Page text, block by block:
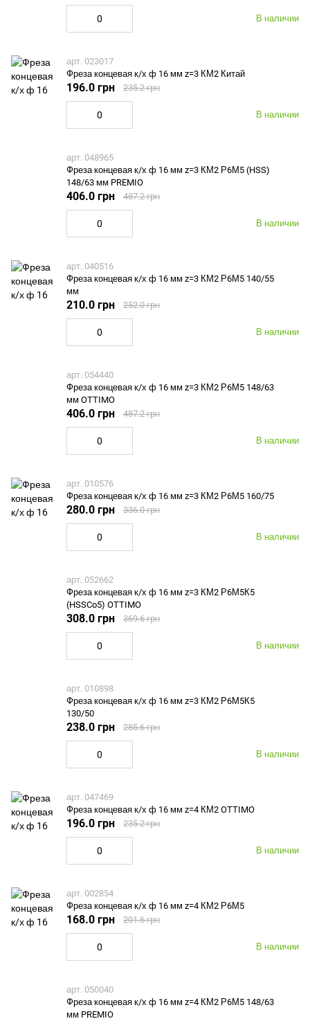
В наличии
арт. 023017
Фреза концевая к/х ф 16 мм z=3 КМ2 Китай
В наличии
196.0 грн 235.2 грн
арт. 048965
Фреза концевая к/х ф 16 мм z=3 КМ2 Р6М5 (HSS)
148/63 мм PREMIO
В наличии
406.0 грн 487.2 грн
арт. 040516
Фреза концевая к/х ф 16 мм z=3 КМ2 Р6М5 140/55
мм
В наличии
210.0 грн 252.0 грн
арт. 054440
Фреза концевая к/х ф 16 мм z=3 КМ2 Р6М5 148/63
мм OTTIMO
В наличии
406.0 грн 487.2 грн
арт. 010576
Фреза концевая к/х ф 16 мм z=3 КМ2 Р6М5 160/75
В наличии
280.0 грн 336.0 грн
арт. 052662
Фреза концевая к/х ф 16 мм z=3 КМ2 Р6М5К5
(HSSCo5) OTTIMO
В наличии
308.0 грн 369.6 грн
арт. 010898
Фреза концевая к/х ф 16 мм z=3 КМ2 Р6М5К5
130/50
В наличии
238.0 грн 285.6 грн
арт. 047469
Фреза концевая к/х ф 16 мм z=4 КМ2 OTTIMO
В наличии
196.0 грн 235.2 грн
арт. 002854
Фреза концевая к/х ф 16 мм z=4 КМ2 Р6М5
В наличии
168.0 грн 201.6 грн
арт. 050040
Фреза концевая к/х ф 16 мм z=4 КМ2 Р6М5 148/63
мм PREMIO